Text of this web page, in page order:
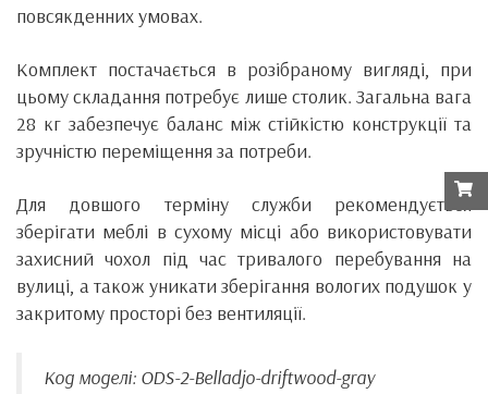
повсякденних умовах.
Комплект постачається в розібраному вигляді, при
цьому складання потребує лише столик. Загальна вага
28 кг забезпечує баланс між стійкістю конструкції та
зручністю переміщення за потреби.
Для довшого терміну служби рекомендується
зберігати меблі в сухому місці або використовувати
захисний чохол під час тривалого перебування на
вулиці, а також уникати зберігання вологих подушок у
закритому просторі без вентиляції.
Код моделі: ODS-2-Belladjo-driftwood-gray